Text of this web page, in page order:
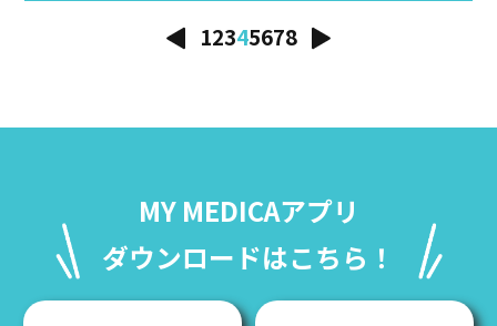
の治療も必要なんですが、あなたの普段の生活
せず、自分で血糖値を下げる方法について紹介
12345678
MY MEDICAアプリ
ダウンロードはこちら！